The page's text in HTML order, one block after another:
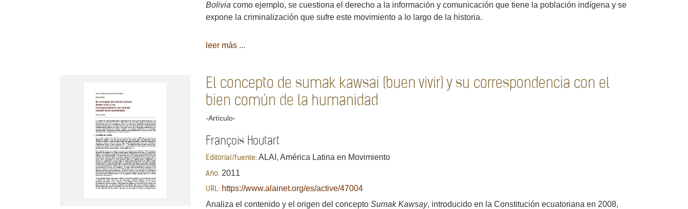
Bolivia como ejemplo, se cuestiona el derecho a la información y comunicación que tiene la población indígena y se
expone la criminalización que sufre este movimiento a lo largo de la historia.
leer más ...
El concepto de sumak kawsai (buen vivir) y su correspondencia con el
bien común de la humanidad
-Artículo-
François Houtart
Editorial/fuente: ALAI, América Latina en Movimiento
Año: 2011
URL: https://www.alainet.org/es/active/47004
Analiza el contenido y el origen del concepto Sumak Kawsay, introducido en la Constitución ecuatoriana en 2008,